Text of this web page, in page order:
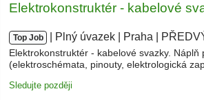
Elektrokonstruktér - kabelové
Top Job Plný úvazek Praha
Elektrokonstruktér - kabelové svazky.
(elektroschémata, pinouty, elektrologická
Sledujte později